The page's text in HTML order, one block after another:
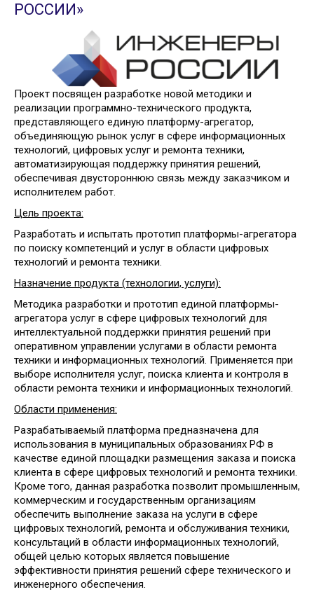
РОССИИ»
Проект посвящен разработке новой методики и
реализации программно-технического продукта,
представляющего единую платформу-агрегатор,
объединяющую рынок услуг в сфере информационных
технологий, цифровых услуг и ремонта техники,
автоматизирующая поддержку принятия решений,
обеспечивая двустороннюю связь между заказчиком и
исполнителем работ.
Цель проекта:
Разработать и испытать прототип платформы-агрегатора
по поиску компетенций и услуг в области цифровых
технологий и ремонта техники.
Назначение продукта (технологии, услуги):
Методика разработки и прототип единой платформы-
агрегатора услуг в сфере цифровых технологий для
интеллектуальной поддержки принятия решений при
оперативном управлении услугами в области ремонта
техники и информационных технологий. Применяется при
выборе исполнителя услуг, поиска клиента и контроля в
области ремонта техники и информационных технологий.
Области применения:
Разрабатываемый платформа предназначена для
использования в муниципальных образованиях РФ в
качестве единой площадки размещения заказа и поиска
клиента в сфере цифровых технологий и ремонта техники.
Кроме того, данная разработка позволит промышленным,
коммерческим и государственным организациям
обеспечить выполнение заказа на услуги в сфере
цифровых технологий, ремонта и обслуживания техники,
консультаций в области информационных технологий,
общей целью которых является повышение
эффективности принятия решений сфере технического и
инженерного обеспечения.